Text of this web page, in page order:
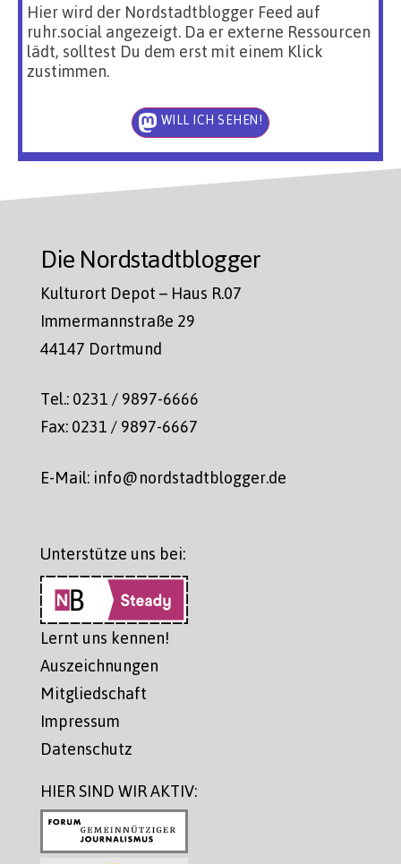
Hier wird der Nordstadtblogger Feed auf
ruhr.social angezeigt. Da er externe Ressourcen
lädt, solltest Du dem erst mit einem Klick
zustimmen.
WILL ICH SEHEN!
Die Nordstadtblogger
Kulturort Depot – Haus R.07
Immermannstraße 29
44147 Dortmund
Tel.: 0231 / 9897-6666
Fax: 0231 / 9897-6667
E-Mail: info@nordstadtblogger.de
Unterstütze uns bei:
Lernt uns kennen!
Auszeichnungen
Mitgliedschaft
Impressum
Datenschutz
HIER SIND WIR AKTIV: